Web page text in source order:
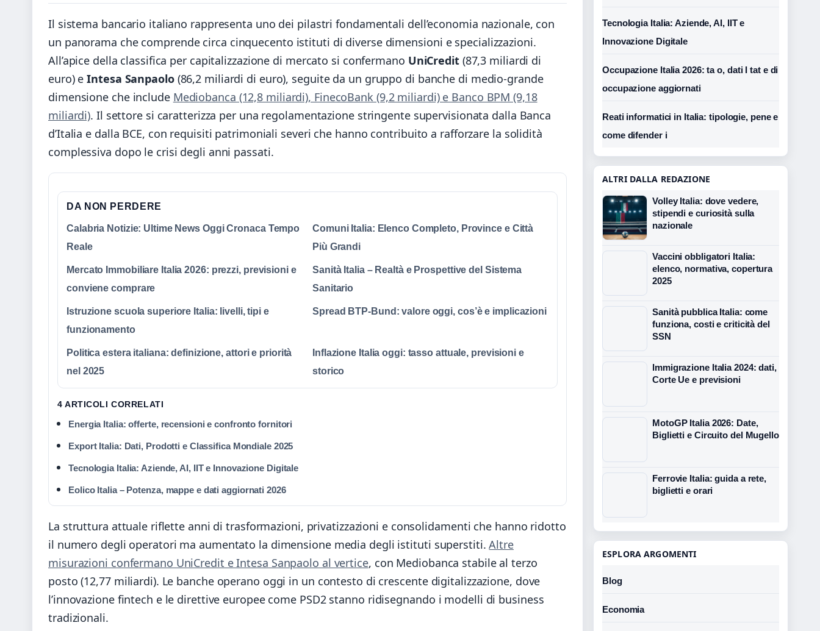
Il sistema bancario italiano rappresenta uno dei pilastri fondamentali dell’economia nazionale, con
un panorama che comprende circa cinquecento istituti di diverse dimensioni e specializzazioni.
All’apice della classifica per capitalizzazione di mercato si confermano UniCredit(87,3 miliardi di
euro) eIntesa Sanpaolo(86,2 miliardi di euro), seguite da un gruppo di banche di medio-grande
dimensione che include Mediobanca (12,8 miliardi), FinecoBank (9,2 miliardi) e Banco BPM (9,18
miliardi). Il settore si caratterizza per una regolamentazione stringente supervisionata dalla Banca
d’Italia e dalla BCE, con requisiti patrimoniali severi che hanno contribuito a rafforzare la solidità
complessiva dopo le crisi degli anni passati.
DA NON PERDERE
Calabria Notizie: Ultime News Oggi Cronaca Tempo
Reale
Comuni Italia: Elenco Completo, Province e Città
Più Grandi
Mercato Immobiliare Italia 2026: prezzi, previsioni e
conviene comprare
Sanità Italia – Realtà e Prospettive del Sistema
Sanitario
Istruzione scuola superiore Italia: livelli, tipi e
funzionamento
Spread BTP-Bund: valore oggi, cos’è e implicazioni
Politica estera italiana: definizione, attori e priorità
nel 2025
Inflazione Italia oggi: tasso attuale, previsioni e
storico
4 ARTICOLI CORRELATI
Energia Italia: offerte, recensioni e confronto fornitori
Export Italia: Dati, Prodotti e Classifica Mondiale 2025
Tecnologia Italia: Aziende, AI, IIT e Innovazione Digitale
Eolico Italia – Potenza, mappe e dati aggiornati 2026
La struttura attuale riflette anni di trasformazioni, privatizzazioni e consolidamenti che hanno ridotto
il numero degli operatori ma aumentato la dimensione media degli istituti superstiti.Altre
misurazioni confermano UniCredit e Intesa Sanpaolo al vertice, con Mediobanca stabile al terzo
posto (12,77 miliardi). Le banche operano oggi in un contesto di crescente digitalizzazione, dove
l’innovazione fintech e le direttive europee come PSD2 stanno ridisegnando i modelli di business
tradizionali.
Tecnologia Italia: Aziende, AI, IIT e
Innovazione Digitale
Occupazione Italia 2026: ta o, dati I tat e di
occupazione aggiornati
Reati informatici in Italia: tipologie, pene e
come difender i
ALTRI DALLA REDAZIONE
Volley Italia: dove vedere,
stipendi e curiosità sulla
nazionale
Vaccini obbligatori Italia:
elenco, normativa, copertura
2025
Sanità pubblica Italia: come
funziona, costi e criticità del
SSN
Immigrazione Italia 2024: dati,
Corte Ue e previsioni
MotoGP Italia 2026: Date,
Biglietti e Circuito del Mugello
Ferrovie Italia: guida a rete,
biglietti e orari
ESPLORA ARGOMENTI
Blog
Economia